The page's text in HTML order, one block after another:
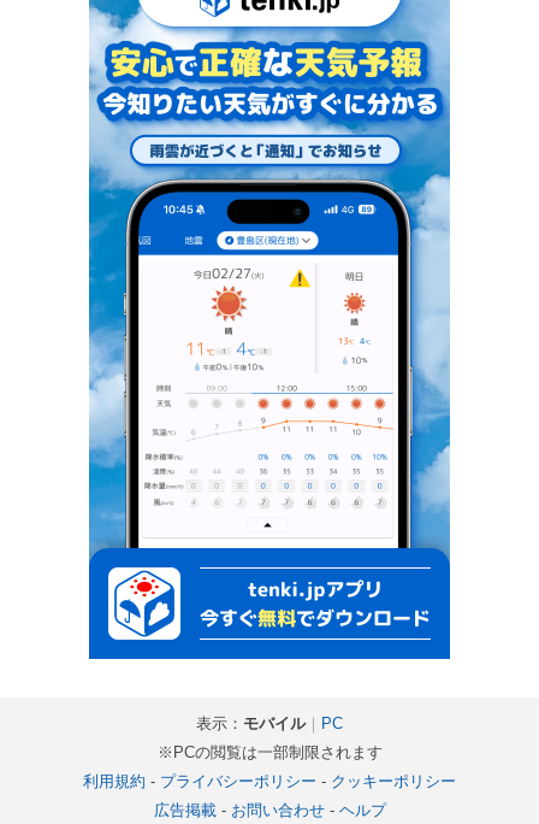
表示： モバイル｜ PC
※PCの閲覧は一部制限されます
利用規約 - プライバシーポリシー - クッキーポリシー
広告掲載- お問い合わせ- ヘルプ